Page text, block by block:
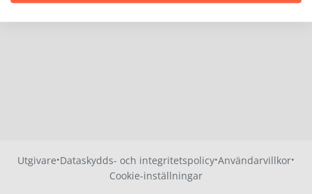
Utgivare·Dataskydds- och integritetspolicy·Användarvillkor·
Cookie-inställningar